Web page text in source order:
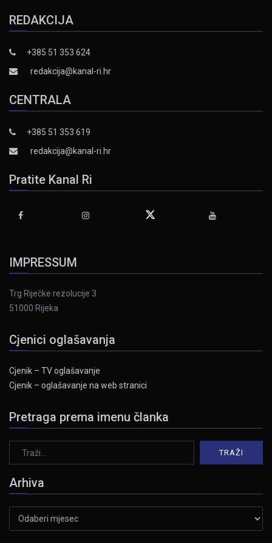
REDAKCIJA
+385 51 353 624
redakcija@kanal-ri.hr
CENTRALA
+385 51 353 619
redakcija@kanal-ri.hr
Pratite Kanal Ri
IMPRESSUM
Trg Riječke rezolucije 3
51000 Rijeka
Cjenici oglašavanja
Cjenik – TV oglašavanje
Cjenik – oglašavanje na web stranici
Pretraga prema imenu članka
Arhiva